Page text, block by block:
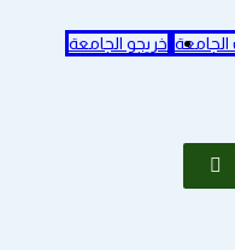
خريجو الجامعة